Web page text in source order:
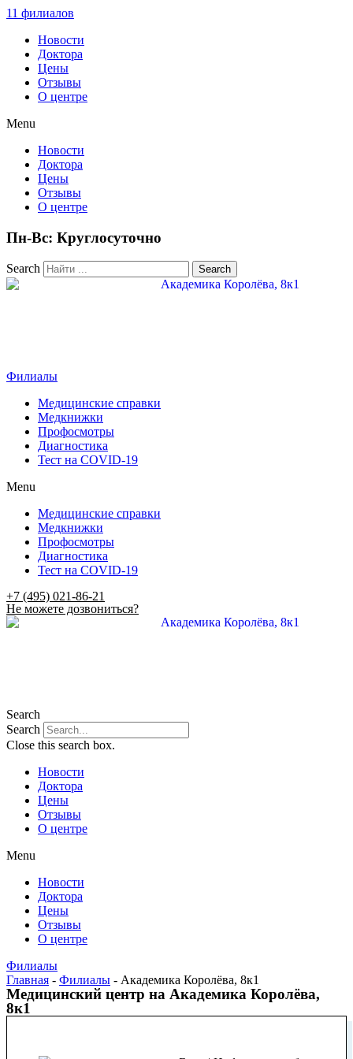
11 филиалов
Новости
Доктора
Цены
Отзывы
О центре
Menu
Новости
Доктора
Цены
Отзывы
О центре
Пн-Вс: Круглосуточно
Search Search
Филиалы
Медицинские справки
Медкнижки
Профосмотры
Диагностика
Тест на COVID-19
Menu
Медицинские справки
Медкнижки
Профосмотры
Диагностика
Тест на COVID-19
+7 (495) 021-86-21
Не можете дозвониться?
Search
Search
Close this search box.
Новости
Доктора
Цены
Отзывы
О центре
Menu
Новости
Доктора
Цены
Отзывы
О центре
Филиалы
Главная - Филиалы - Академика Королёва, 8к1
Медицинский центр на Академика Королёва,
8к1